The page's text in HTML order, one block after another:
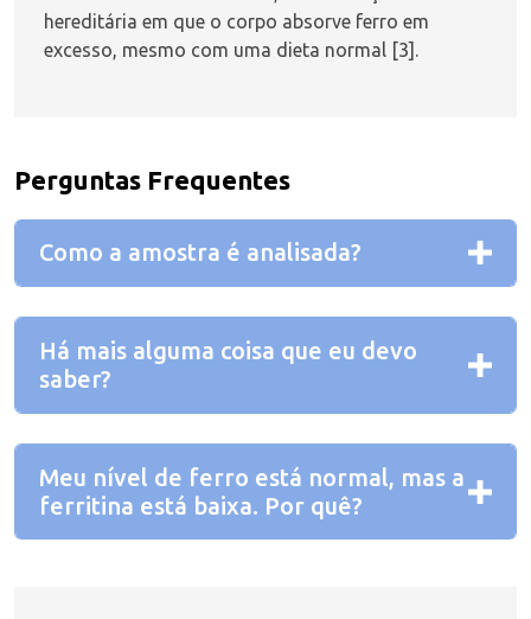
hereditária em que o corpo absorve ferro em
excesso, mesmo com uma dieta normal [3].
Perguntas Frequentes
Como a amostra é analisada?
Há mais alguma coisa que eu devo
saber?
Meu nível de ferro está normal, mas a
ferritina está baixa. Por quê?